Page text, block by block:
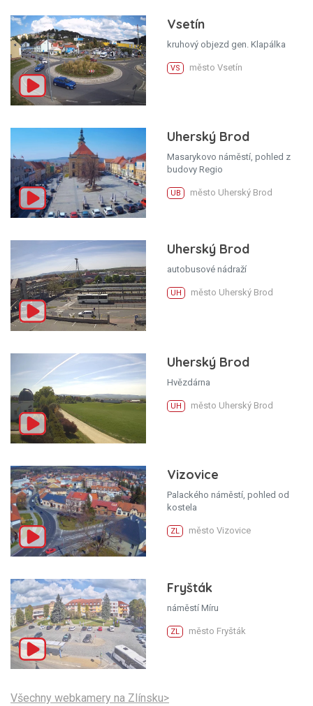
Vsetín
kruhový objezd gen. Klapálka
VS město Vsetín
Uherský Brod
Masarykovo náměstí, pohled z
budovy Regio
UB město Uherský Brod
Uherský Brod
autobusové nádraží
UH město Uherský Brod
Uherský Brod
Hvězdárna
UH město Uherský Brod
Vizovice
Palackého náměstí, pohled od
kostela
ZL město Vizovice
Fryšták
náměstí Míru
ZL město Fryšták
Všechny webkamery na Zlínsku>